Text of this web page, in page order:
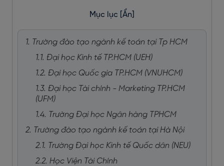
Mục lục [Ẩn]
1. Trường đào tạo ngành kế toán tại Tp HCM
1.1. Đại học Kinh tế TP.HCM (UEH)
1.2. Đại học Quốc gia TP.HCM (VNUHCM)
1.3. Đại học Tài chính - Marketing TP.HCM
(UFM)
1.4. Trường Đại học Ngân hàng TPHCM
2. Trường đào tạo ngành kế toán tại Hà Nội
2.1. Trường Đại học Kinh tế Quốc dân (NEU)
2.2. Học Viện Tài Chính